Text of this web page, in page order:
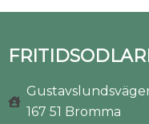
167 51 Bromma